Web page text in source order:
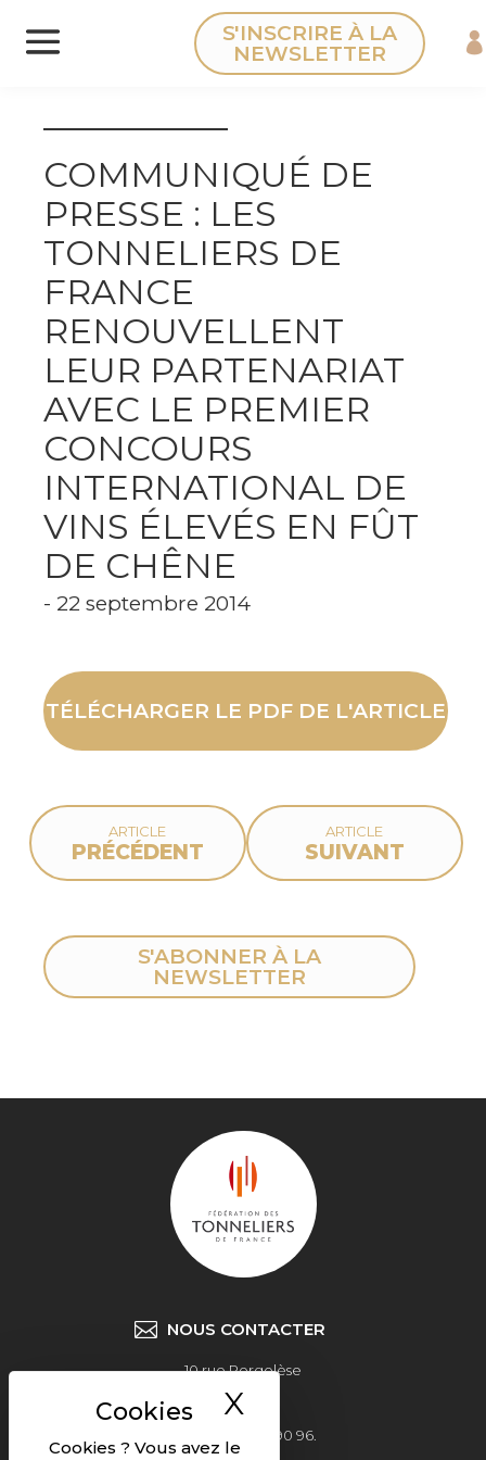
Panneau de gestion des cookies
Cookies ? Vous avez le
X
S'INSCRIRE À LA
NEWSLETTER
COMMUNIQUÉ DE
PRESSE : LES
TONNELIERS DE
FRANCE
RENOUVELLENT
LEUR PARTENARIAT
AVEC LE PREMIER
CONCOURS
INTERNATIONAL DE
VINS ÉLEVÉS EN FÛT
DE CHÊNE
- 22 septembre 2014
TÉLÉCHARGER LE PDF DE L'ARTICLE
ARTICLE
PRÉCÉDENT
ARTICLE
SUIVANT
S'ABONNER À LA
NEWSLETTER
NOUS CONTACTER
10 rue Pergolèse
75116 Paris
Tel: +33 6 77 34 90 96.